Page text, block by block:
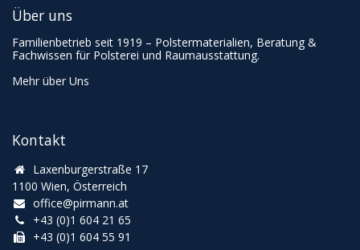
Kontakt
Laxenburgerstraße 17
1100 Wien, Österreich
office@pirmann.at
+43 (0)1 604 21 65
+43 (0)1 604 55 91
Über uns
Familienbetrieb seit 1919 – Polstermaterialien, Beratung &
Fachwissen für Polsterei und Raumausstattung.
Mehr über Uns